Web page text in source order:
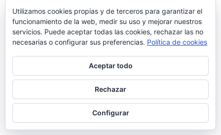
con esta persona,” era entonces cuando a ella, se
uníaLuis Fonsiy juntos, ponían a las miles de
personas a bailar con un sorprendente ‘Échame La
Culpa‘ que convirtió el estadio en una fiesta
multitudinaria.
Utilizamos cookies propias y de terceros para garantizar el
funcionamiento de la web, medir su uso y mejorar nuestros
servicios. Puede aceptar todas las cookies, rechazar las no
necesarias o configurar sus preferencias. Política de cookies
Aceptar todo
Rechazar
Configurar